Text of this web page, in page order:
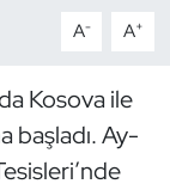
A- A+
Kosova ile
başladı. Ay-